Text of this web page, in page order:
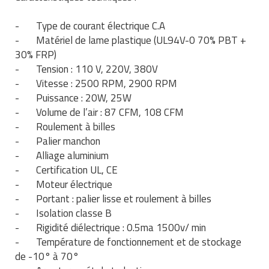
Ustensile cuisine professionnel
Vêtements personnalisés
Vitrines pour magasin
Traitement des eaux
Trancheuse professionnelle
Transformateur électrique
Tubes et profilés
Tuyau flexible
Tuyau galvanisé
Tuyau renforcé
Ventilateurs et aération d'atelier
Tapis et caillebotis
Traitement des surfaces
Traitement du linge
Vestiaires et casiers
Equipements de karting
Equipements pour patinage
Equipements pour roller
Equipements pour skateboard
Equipements pour stade et terrain
sportif
Jeu gymnique
Loisirs
Matériel de fitness
Piano de cuisson
Plats et plateaux
Pompes à sauce
Portes commandes restaurant
Présentoir pour restaurant
Réchaud professionnel
Réfrigérateur professionnel
Restauration foraine
Robinetterie professionnelle
- Type de courant électrique C.A
- Matériel de lame plastique (UL94V-0 70% PBT +
30% FRP)
- Tension : 110 V, 220V, 380V
- Vitesse : 2500 RPM, 2900 RPM
- Puissance : 20W, 25W
- Volume de l’air : 87 CFM, 108 CFM
- Roulement à billes
- Palier manchon
- Alliage aluminium
- Certification UL, CE
- Moteur électrique
- Portant : palier lisse et roulement à billes
- Isolation classe B
- Rigidité diélectrique : 0.5ma 1500v/ min
- Température de fonctionnement et de stockage
de -10° à 70°